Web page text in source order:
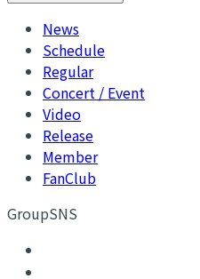
News
Schedule
Regular
Concert / Event
Video
Release
Member
FanClub
GroupSNS